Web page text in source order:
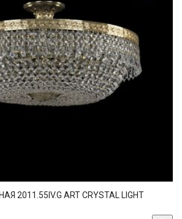
2011.55IV.G ART CRYSTAL LIGHT